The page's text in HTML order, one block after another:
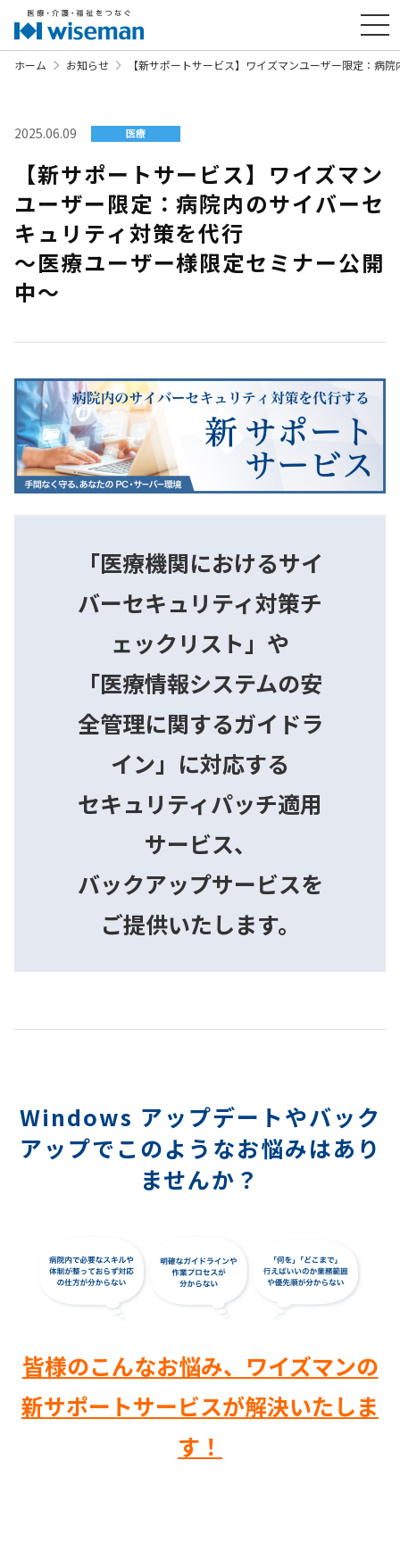
ホーム お知らせ 【新サポートサービス】ワイズマンユーザー限定：病
2025.06.09 医療
【新サポートサービス】ワイズマン
ユーザー限定：病院内のサイバーセ
キュリティ対策を代行
～医療ユーザー様限定セミナー公開
中～
「医療機関におけるサイ
バーセキュリティ対策チ
ェックリスト」や
「医療情報システムの安
全管理に関するガイドラ
イン」に対応する
セキュリティパッチ適用
サービス、
バックアップサービスを
ご提供いたします。
Windows アップデートやバック
アップでこのようなお悩みはあり
ませんか？
皆様のこんなお悩み、ワイズマンの
新サポートサービスが解決いたしま
す！